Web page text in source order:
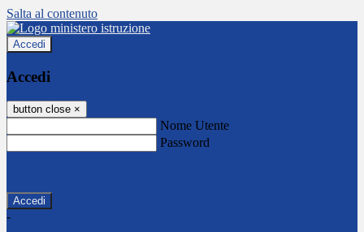
Salta al contenuto
Accedi
Accedi
button close ×
Nome Utente
Password
-